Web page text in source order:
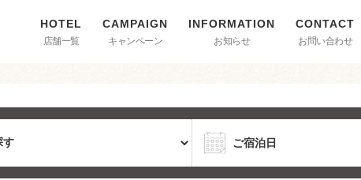
店舗一覧 キャンペーン お知らせ お問い合わせ